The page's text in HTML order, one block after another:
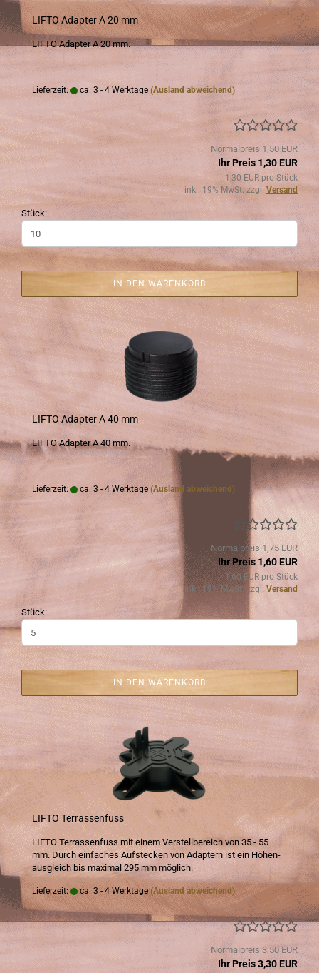
LIFTO Ad­ap­ter A 20 mm
LIFTO Ad­ap­ter A 20 mm.
Lieferzeit: ca. 3 - 4 Werktage (Ausland abweichend)
Normalpreis 1,50 EUR
Ihr Preis 1,30 EUR
1,30 EUR pro Stück
inkl. 19% MwSt. zzgl. Versand
Stück:
IN DEN WARENKORB
LIFTO Ad­ap­ter A 40 mm
LIFTO Ad­ap­ter A 40 mm.
Lieferzeit: ca. 3 - 4 Werktage (Ausland abweichend)
Normalpreis 1,75 EUR
Ihr Preis 1,60 EUR
1,60 EUR pro Stück
inkl. 19% MwSt. zzgl. Versand
Stück:
IN DEN WARENKORB
LIFTO Ter­ras­sen­fuss
LIFTO Ter­ras­sen­fuss mit einem Ver­stell­be­reich von 35 - 55
mm. Durch ein­fa­ches Auf­ste­cken von Ad­ap­tern ist ein Hö­hen­
aus­gleich bis ma­xi­mal 295 mm mög­lich.
Lieferzeit: ca. 3 - 4 Werktage (Ausland abweichend)
Normalpreis 3,50 EUR
Ihr Preis 3,30 EUR